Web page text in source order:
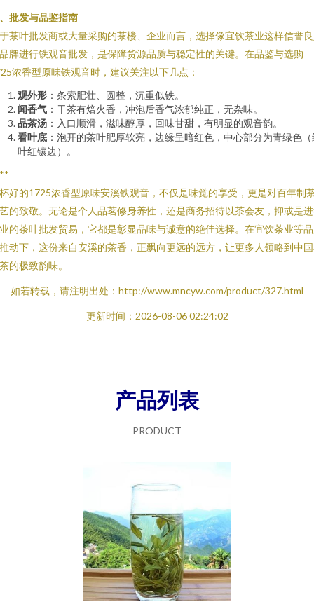
批发与品鉴指南
茶叶批发商或大量采购的茶楼、企业而言，选择像宜饮茶业这样信誉
牌进行铁观音批发，是保障货源品质与稳定性的关键。在品鉴与选购
浓香型原味铁观音时，建议关注以下几点：
观外形 ：条索肥壮、圆整，沉重似铁。
闻香气 ：干茶有焙火香，冲泡后香气浓郁纯正，无杂味。
品茶汤 ：入口顺滑，滋味醇厚，回味甘甜，有明显的观音韵。
看叶底 ：泡开的茶叶肥厚软亮，边缘呈暗红色，中心部分为青绿色（
叶红镶边）。
好的1725浓香型原味安溪铁观音，不仅是味觉的享受，更是对百年制
的致敬。无论是个人品茗修身养性，还是商务招待以茶会友，抑或是
的茶叶批发贸易，它都是彰显品味与诚意的绝佳选择。在宜饮茶业等
动下，这份来自安溪的茶香，正飘向更远的远方，让更多人领略到中
的极致韵味。
如若转载，请注明出处：http://www.mncyw.com/product/327.html
更新时间：2026-08-06 02:24:02
产品列表
PRODUCT